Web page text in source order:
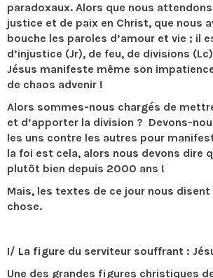
paradoxaux. Alors que nous
justice et de paix en Christ, que nous
bouche les paroles d’amour et vie ; il
d’injustice (Jr), de feu, de divisions
Jésus manifeste même son
de chaos advenir !
Alors sommes-nous chargés de
et d’apporter la division ? Devons-
les uns contre les autres pour
la foi est cela, alors nous devons dire
plutôt bien depuis 2000 ans !
Mais, les textes de ce jour nous
chose.
I/ La figure du serviteur souffrant :
Une des grandes figures christiques de